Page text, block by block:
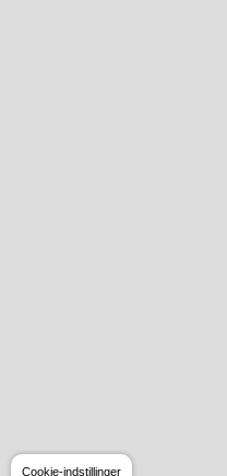
Cookie-indstillinger